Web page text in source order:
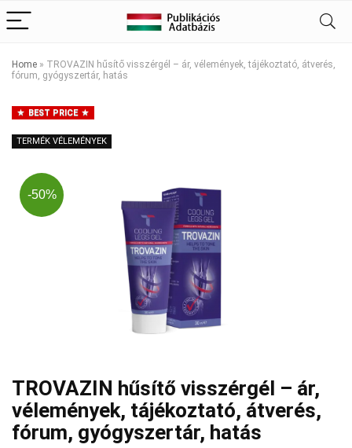
Home » TROVAZIN hűsítő visszérgél – ár, vélemények, tájékoztató, átverés,
fórum, gyógyszertár, hatás
BEST PRICE
TERMÉK VÉLEMÉNYEK
-50%
TROVAZIN hűsítő visszérgél – ár,
vélemények, tájékoztató, átverés,
fórum, gyógyszertár, hatás